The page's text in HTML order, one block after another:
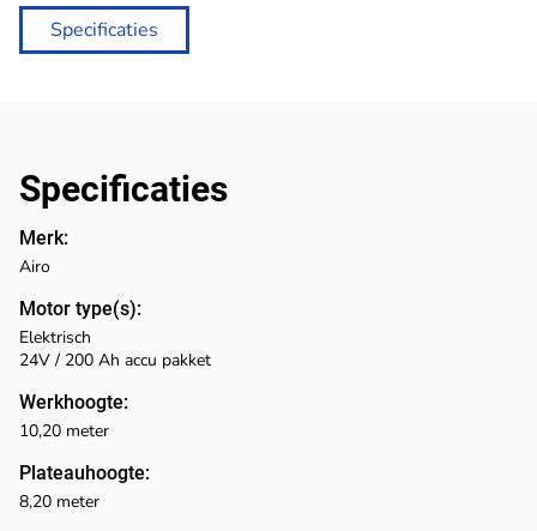
Specificaties
Specificaties
Merk:
Motor type(s):
Werkhoogte:
Plateauhoogte:
Airo
Elektrisch
24V / 200 Ah accu pakket
10,20 meter
8,20 meter